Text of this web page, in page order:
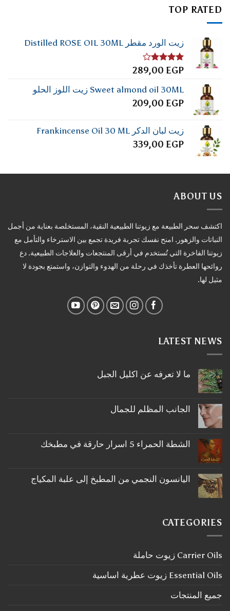
TOP RATED
زيت الورد مقطر Distilled ROSE OIL 30ML
تم
4.00من
5
289,00 EGP
Sweet almond oil 30ML زيت اللوز الحلو
209,00 EGP
زيت لبان الدكر Frankincense Oil 30 ML
339,00 EGP
ABOUT US
اكتشف سحر الطبيعة مع زيوتنا الطبيعية النقية، المستخلصة بعناية من أجمل
النباتات والزهور. امنح نفسك تجربة فريدة تجمع بين الاسترخاء والتأمل مع
زيوتنا الفاخرة التي تُستخدم في أرقى المنتجعات والعلاجات الطبيعية. دع
روائحها العطرة تأخذك في رحلة من الهدوء والتوازن، واستمتع بجودة لا
مثيل لها.
LATEST NEWS
ما لا تعرفه عن اكليل الجبل
على
ما
اكليل
الجبل
الجانب المظلم للجمال
على
الجانب
الشطة الحمراء 5 اسرار حارقة في مطبخك
على
الشطة
في
مطبخك
اليانسون النجمي من المطبخ إلى علبة المكياج
اليانسون
النجمي
علبة
المكياج
CATEGORIES
Carrier Oils زيوت حاملة
Essential Oils زيوت عطرية اساسية
جميع المنتجات